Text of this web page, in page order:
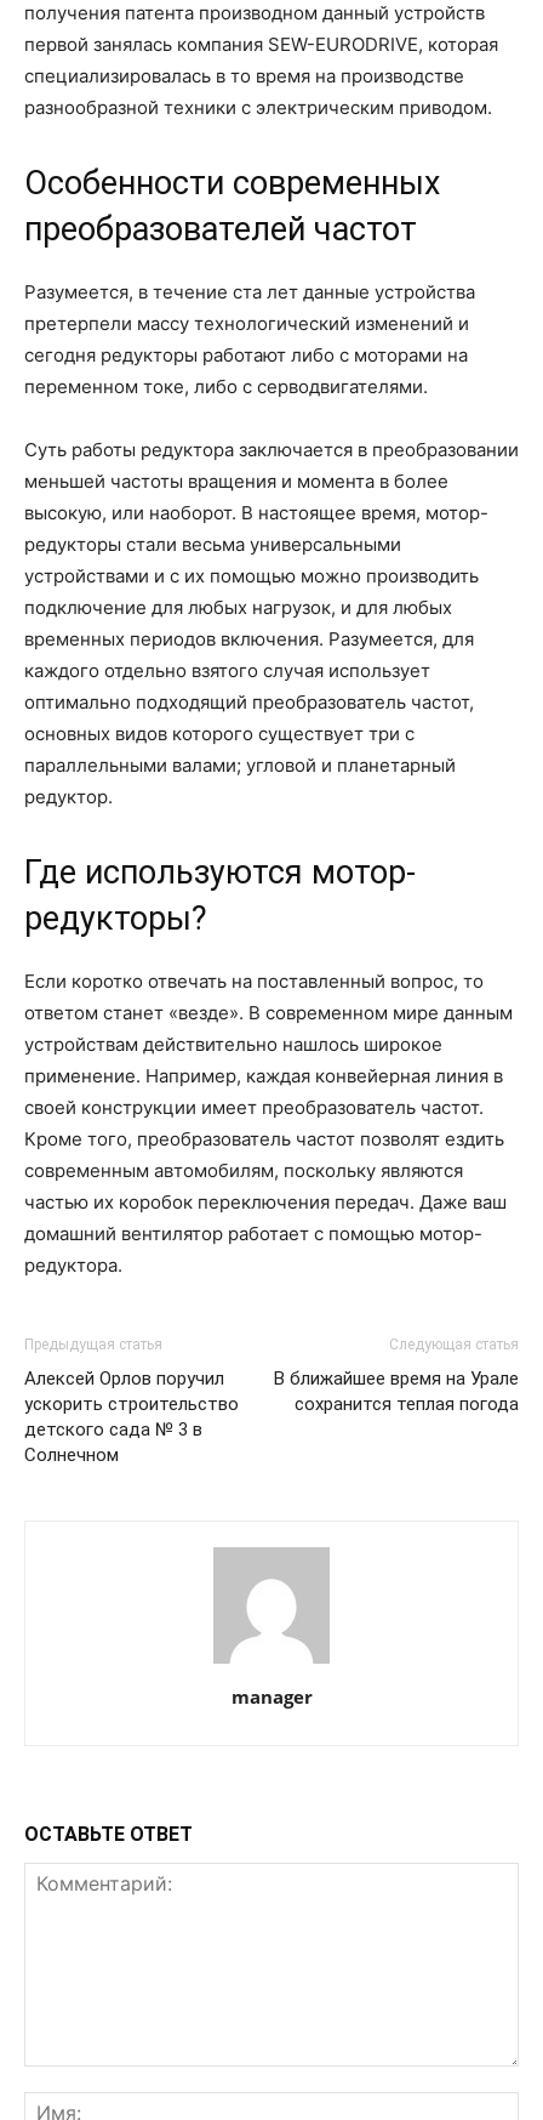
получения патента производном данный устройств
первой занялась компания SEW-EURODRIVE, которая
специализировалась в то время на производстве
разнообразной техники с электрическим приводом.
Особенности современных
преобразователей частот
Разумеется, в течение ста лет данные устройства
претерпели массу технологический изменений и
сегодня редукторы работают либо с моторами на
переменном токе, либо с серводвигателями.
Суть работы редуктора заключается в преобразовании
меньшей частоты вращения и момента в более
высокую, или наоборот. В настоящее время, мотор-
редукторы стали весьма универсальными
устройствами и с их помощью можно производить
подключение для любых нагрузок, и для любых
временных периодов включения. Разумеется, для
каждого отдельно взятого случая использует
оптимально подходящий преобразователь частот,
основных видов которого существует три с
параллельными валами; угловой и планетарный
редуктор.
Где используются мотор-
редукторы?
Если коротко отвечать на поставленный вопрос, то
ответом станет «везде». В современном мире данным
устройствам действительно нашлось широкое
применение. Например, каждая конвейерная линия в
своей конструкции имеет преобразователь частот.
Кроме того, преобразователь частот позволят ездить
современным автомобилям, поскольку являются
частью их коробок переключения передач. Даже ваш
домашний вентилятор работает с помощью мотор-
редуктора.
Предыдущая статья
Алексей Орлов поручил
ускорить строительство
детского сада № 3 в
Солнечном
Следующая статья
В ближайшее время на Урале
сохранится теплая погода
manager
ОСТАВЬТЕ ОТВЕТ